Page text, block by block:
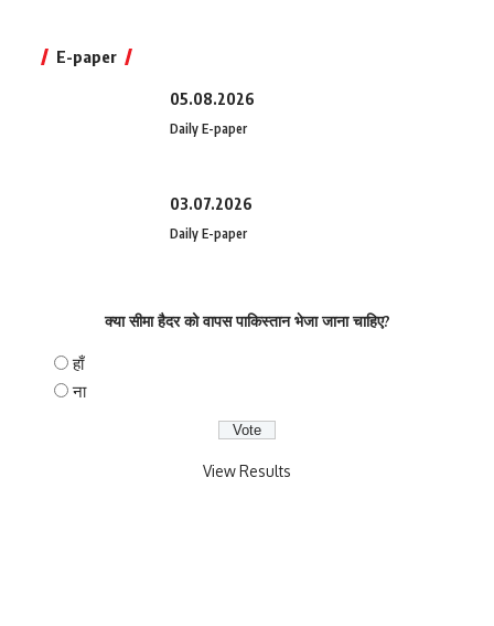
E-paper
05.08.2026
Daily E-paper
03.07.2026
Daily E-paper
क्या सीमा हैदर को वापस पाकिस्तान भेजा जाना चाहिए?
हाँ
ना
View Results